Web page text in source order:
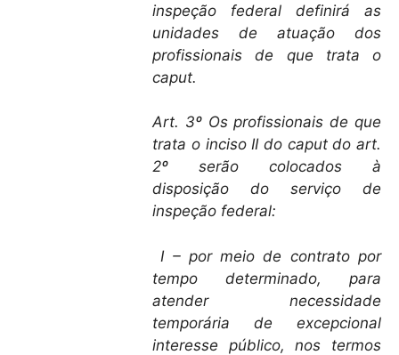
inspeção federal definirá as
unidades de atuação dos
profissionais de que trata o
caput.
Art. 3º Os profissionais de que
trata o inciso II do caput do art.
2º serão colocados à
disposição do serviço de
inspeção federal:
I – por meio de contrato por
tempo determinado, para
atender necessidade
temporária de excepcional
interesse público, nos termos